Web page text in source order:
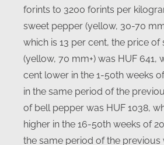
forints to 3200 forints per
sweet pepper (yellow, 30-70
which is 13 per cent, the price
(yellow, 70 mm+) was HUF 641,
cent lower in the 1-50th weeks
in the same period of the
of bell pepper was HUF 1038,
higher in the 16-50th weeks of
the same period of the previous